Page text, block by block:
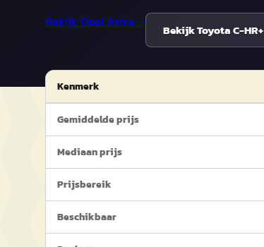
Bekijk Opel Astra →
BekijkToyota C-HR+
Kenmerk
Gemiddelde prijs
Mediaan prijs
Prijsbereik
Beschikbaar